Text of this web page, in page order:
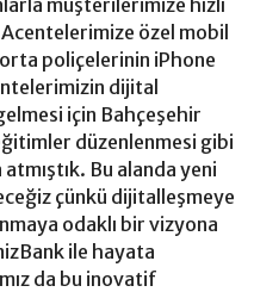
özel mobil
poliçelerinin iPhone
dijital
için Bahçeşehir
düzenlenmesi gibi
Bu alanda yeni
çünkü dijitalleşmeye
odaklı bir vizyona
ile hayata
da bu inovatif